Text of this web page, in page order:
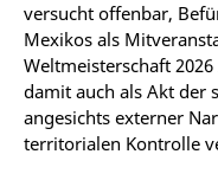
versucht offenbar,
Mexikos als
Weltmeisterschaft
damit auch als Akt der
angesichts externer
territorialen Kontrolle